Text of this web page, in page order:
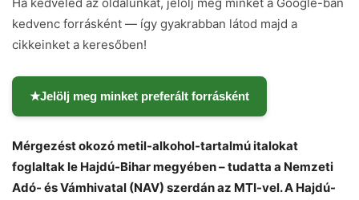
kedvenc forrásként — így gyakrabban látod majd a
cikkeinket a keresőben!
★Jelölj meg minket preferált forrásként
Mérgezést okozó metil-alkohol-tartalmú italokat
foglaltak le Hajdú-Bihar megyében – tudatta a Nemzeti
Adó- és Vámhivatal (NAV) szerdán az MTI-vel. A Hajdú-